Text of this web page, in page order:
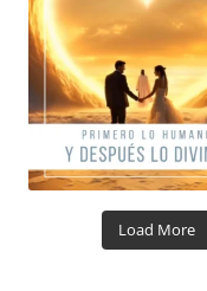
Load More